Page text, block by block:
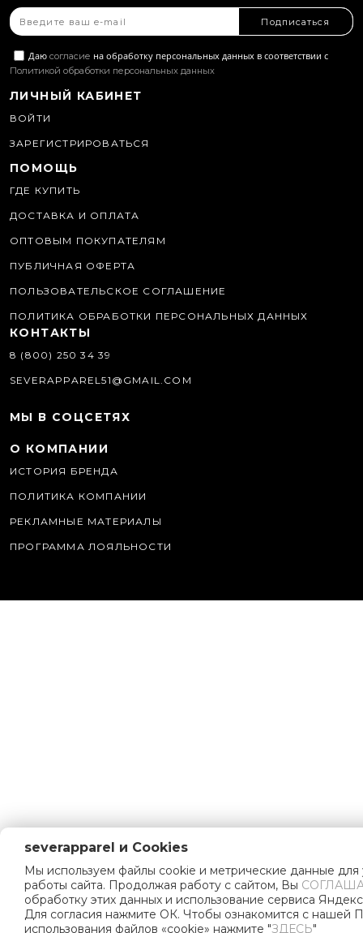
Подписаться
Даю согласие на обработку персональных данных в соответствии с
Политикой обработки персональных данных
ЛИЧНЫЙ КАБИНЕТ
ВОЙТИ
ЗАРЕГИСТРИРОВАТЬСЯ
ПОМОЩЬ
ГДЕ КУПИТЬ
ДОСТАВКА И ОПЛАТА
ОПТОВЫМ ПОКУПАТЕЛЯМ
ПУБЛИЧНАЯ ОФЕРТА
ПОЛЬЗОВАТЕЛЬСКОЕ СОГЛАШЕНИЕ
ПОЛИТИКА ОБРАБОТКИ ПЕРСОНАЛЬНЫХ ДАННЫХ
КОНТАКТЫ
8 (800) 250 34 39
SEVERAPPAREL51@GMAIL.COM
МЫ В СОЦСЕТЯХ
О КОМПАНИИ
ИСТОРИЯ БРЕНДА
ПОЛИТИКА КОМПАНИИ
РЕКЛАМНЫЕ МАТЕРИАЛЫ
ПРОГРАММА ЛОЯЛЬНОСТИ
severapparel и Cookies
Мы используем файлы cookie и метрические данные
работы сайта. Продолжая работу с сайтом, Вы
обработку этих данных и использование сервиса
Для согласия нажмите ОК. Чтобы ознакомится с нашей
использования файлов «cookie» нажмите "ЗДЕСЬ"